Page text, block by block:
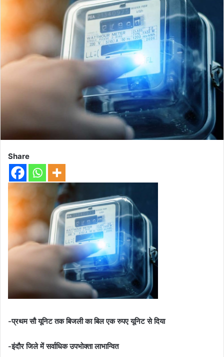
Share
-प्रथम सौ यूनिट तक बिजली का बिल एक रुपए यूनिट से दिया
-इंदौर जिले में सर्वाधिक उपभोक्ता लाभान्वित